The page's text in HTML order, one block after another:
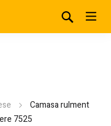
Camasa rulment
7525